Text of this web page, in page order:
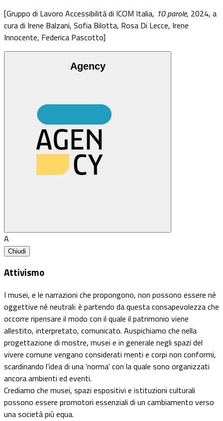
[Gruppo di Lavoro Accessibilità di ICOM Italia, 10 parole, 2024, a
cura di Irene Balzani, Sofia Bilotta, Rosa Di Lecce, Irene
Innocente, Federica Pascotto]
Agency
A
Chiudi
Attivismo
I musei, e le narrazioni che propongono, non possono essere né
oggettive né neutrali: è partendo da questa consapevolezza che
occorre ripensare il modo con il quale il patrimonio viene
allestito, interpretato, comunicato. Auspichiamo che nella
progettazione di mostre, musei e in generale negli spazi del
vivere comune vengano considerati menti e corpi non conformi,
scardinando l’idea di una 'norma' con la quale sono organizzati
ancora ambienti ed eventi.
Crediamo che musei, spazi espositivi e istituzioni culturali
possono essere promotori essenziali di un cambiamento verso
una società più equa.